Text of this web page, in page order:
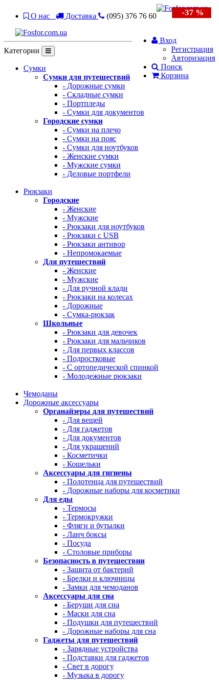
О нас Доставка (095) 376 76 60
Вход
Регистрация
Авторизация
Поиск
Корзина
Категории
Сумки
Сумки для путешествий
- Дорожные сумки
- Складные сумки
- Портпледы
- Сумки для документов
Городские сумки
- Сумки на плечо
- Сумки на пояс
- Сумки для ноутбуков
- Женские сумки
- Мужские сумки
- Деловые портфели
Рюкзаки
Городские
- Женские
- Мужские
- Рюкзаки для ноутбуков
- Рюкзаки с USB
- Рюкзаки антивор
- Непромокаемые
Для путешествий
- Женские
- Мужские
- Для ручной клади
- Рюкзаки на колесах
- Дорожные
- Сумка-рюкзак
Школьные
- Рюкзаки для девочек
- Рюкзаки для мальчиков
- Для первых классов
- Подростковые
- С ортопедической спинкой
- Молодежные рюкзаки
Чемоданы
Дорожные аксессуары
Органайзеры для путешествий
- Для вещей
- Для гаджетов
- Для документов
- Для украшений
- Косметички
- Кошельки
Аксессуары для гигиены
- Полотенца для путешествий
- Дорожные наборы для косметики
Для еды
- Термосы
- Термокружки
- Фляги и бутылки
- Ланч боксы
- Посуда
- Столовые приборы
Безопасность в путешествии
- Защита от бактерий
- Брелки и ключницы
- Замки для чемоданов
Аксессуары для сна
- Беруши для сна
- Маски для сна
- Подушки для путешествий
- Дорожные наборы для сна
Гаджеты для путешествий
- Зарядные устройства
- Подставки для гаджетов
- Свет в дорогу
- Музыка в дорогу
-37 %
-41 %
-45 %
-41 %
-37 %
-37 %
-45 %
-37 %
-37 %